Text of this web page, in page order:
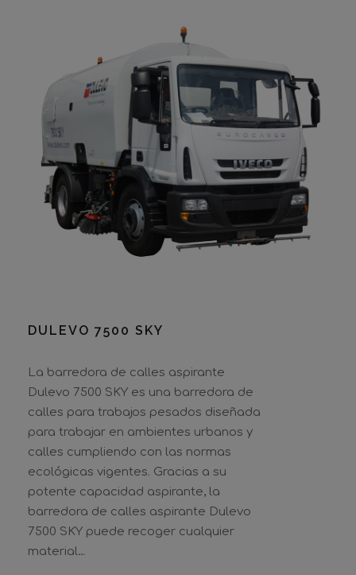
DULEVO 7500 SKY
La barredora de calles aspirante
Dulevo 7500 SKY es una barredora de
calles para trabajos pesados diseñada
para trabajar en ambientes urbanos y
calles cumpliendo con las normas
ecológicas vigentes. Gracias a su
potente capacidad aspirante, la
barredora de calles aspirante Dulevo
7500 SKY puede recoger cualquier
material…